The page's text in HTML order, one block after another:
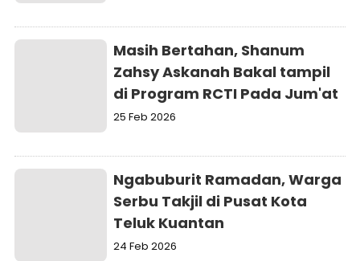
Masih Bertahan, Shanum
Zahsy Askanah Bakal tampil
di Program RCTI Pada Jum'at
25 Feb 2026
Ngabuburit Ramadan, Warga
Serbu Takjil di Pusat Kota
Teluk Kuantan
24 Feb 2026